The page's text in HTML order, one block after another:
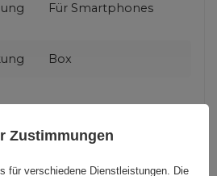
Für Smartphones
Box
Zustimmungen
für verschiedene Dienstleistungen. Die